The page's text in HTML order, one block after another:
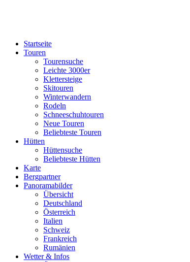
Startseite
Touren
Tourensuche
Leichte 3000er
Klettersteige
Skitouren
Winterwandern
Rodeln
Schneeschuhtouren
Neue Touren
Beliebteste Touren
Hütten
Hüttensuche
Beliebteste Hütten
Karte
Bergpartner
Panoramabilder
Übersicht
Deutschland
Österreich
Italien
Schweiz
Frankreich
Rumänien
Wetter & Infos